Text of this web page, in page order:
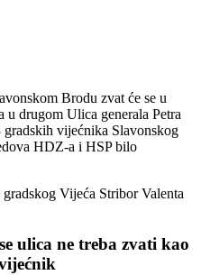
Brodu zvat će se u
drugom Ulica generala Petra
gradskih vijećnika Slavonskog
HDZ-a i HSP bilo
Vijeća Stribor Valenta
ulica ne treba zvati kao